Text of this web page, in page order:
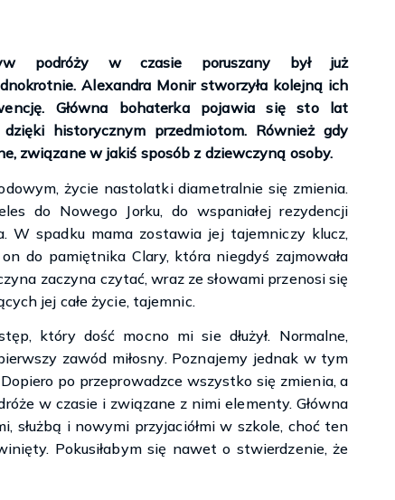
podróży w czasie poruszany był już
Alexandra Monir stworzyła kolejną ich
Główna bohaterka pojawia się sto lat
historycznym przedmiotom. Również gdy
związane w jakiś sposób z dziewczyną osoby.
życie nastolatki diametralnie się zmienia.
do Nowego Jorku, do wspaniałej rezydencji
W spadku mama zostawia jej tajemniczy klucz,
do pamiętnika Clary, która niegdyś zajmowała
zaczyna czytać, wraz ze słowami przenosi się
jej całe życie, tajemnic.
który dość mocno mi sie dłużył. Normalne,
zawód miłosny. Poznajemy jednak w tym
po przeprowadzce wszystko się zmienia, a
w czasie i związane z nimi elementy. Główna
służbą i nowymi przyjaciółmi w szkole, choć ten
Pokusiłabym się nawet o stwierdzenie, że